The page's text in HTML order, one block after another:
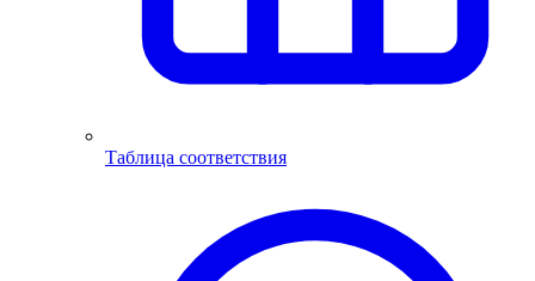
Таблица соответствия